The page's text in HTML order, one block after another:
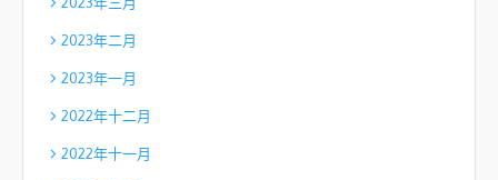
2023年二月
2023年一月
2022年十二月
2022年十一月